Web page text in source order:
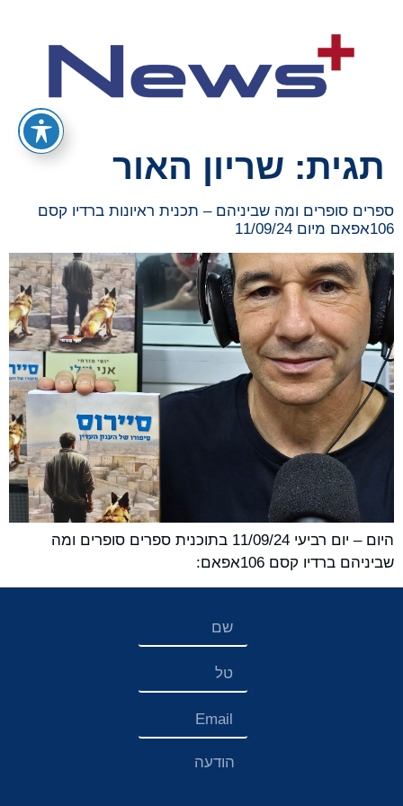
תגית: שריון האור
ספרים סופרים ומה שביניהם – תכנית ראיונות ברדיו קסם
106אפאם מיום 11/09/24
היום – יום רביעי 11/09/24 בתוכנית ספרים סופרים ומה
שביניהם ברדיו קסם 106אפאם: